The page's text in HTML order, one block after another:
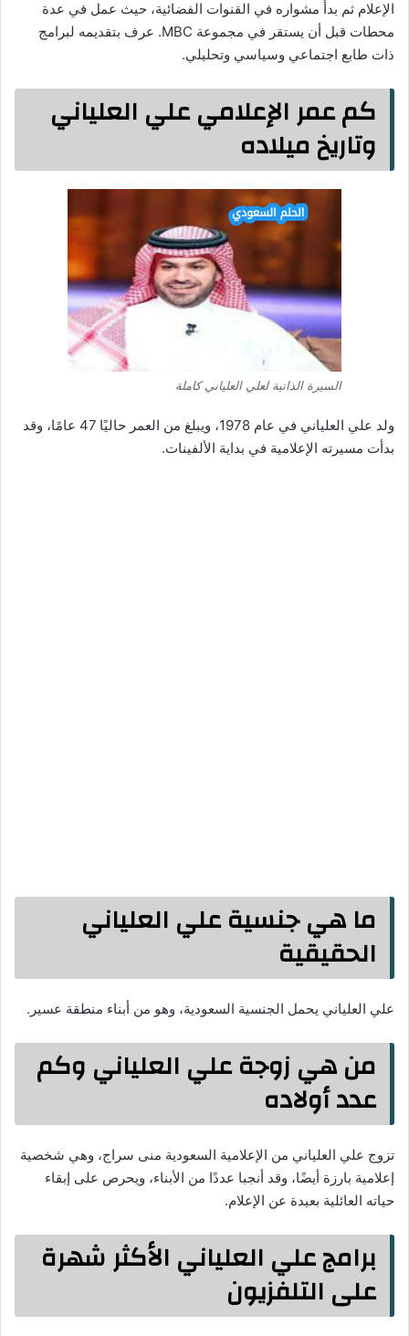
الإعلام ثم بدأ مشواره في القنوات الفضائية، حيث عمل في عدة
محطات قبل أن يستقر في مجموعة MBC. عرف بتقديمه لبرامج
ذات طابع اجتماعي وسياسي وتحليلي.
كم عمر الإعلامي علي العلياني
وتاريخ ميلاده
السيرة الذاتية لعلي العلياني كاملة
ولد علي العلياني في عام 1978، ويبلغ من العمر حاليًا 47 عامًا، وقد
بدأت مسيرته الإعلامية في بداية الألفينات.
ما هي جنسية علي العلياني
الحقيقية
علي العلياني يحمل الجنسية السعودية، وهو من أبناء منطقة عسير.
من هي زوجة علي العلياني وكم
عدد أولاده
تزوج علي العلياني من الإعلامية السعودية منى سراج، وهي شخصية
إعلامية بارزة أيضًا، وقد أنجبا عددًا من الأبناء، ويحرص على إبقاء
حياته العائلية بعيدة عن الإعلام.
برامج علي العلياني الأكثر شهرة
على التلفزيون